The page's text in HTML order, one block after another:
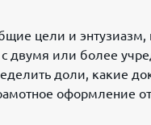
цели и энтузиазм,
или более
доли, какие
оформление